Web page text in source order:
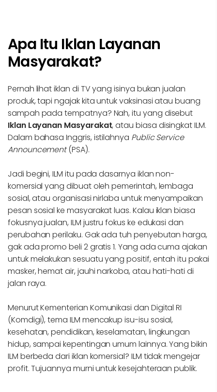
Apa Itu Iklan Layanan
Masyarakat?
Pernah lihat iklan di TV yang isinya bukan jualan
produk, tapi ngajak kita untuk vaksinasi atau buang
sampah pada tempatnya? Nah, itu yang disebut
Iklan Layanan Masyarakat, atau biasa disingkat ILM.
Dalam bahasa Inggris, istilahnya Public Service
Announcement(PSA).
Jadi begini, ILM itu pada dasarnya iklan non-
komersial yang dibuat oleh pemerintah, lembaga
sosial, atau organisasi nirlaba untuk menyampaikan
pesan sosial ke masyarakat luas. Kalau iklan biasa
fokusnya jualan, ILM justru fokus ke edukasi dan
perubahan perilaku. Gak ada tuh penyebutan harga,
gak ada promo beli 2 gratis 1. Yang ada cuma ajakan
untuk melakukan sesuatu yang positif, entah itu pakai
masker, hemat air, jauhi narkoba, atau hati-hati di
jalan raya.
Menurut Kementerian Komunikasi dan Digital RI
(Komdigi), tema ILM mencakup isu-isu sosial,
kesehatan, pendidikan, keselamatan, lingkungan
hidup, sampai kepentingan umum lainnya. Yang bikin
ILM berbeda dari iklan komersial? ILM tidak mengejar
profit. Tujuannya murni untuk kesejahteraan publik.